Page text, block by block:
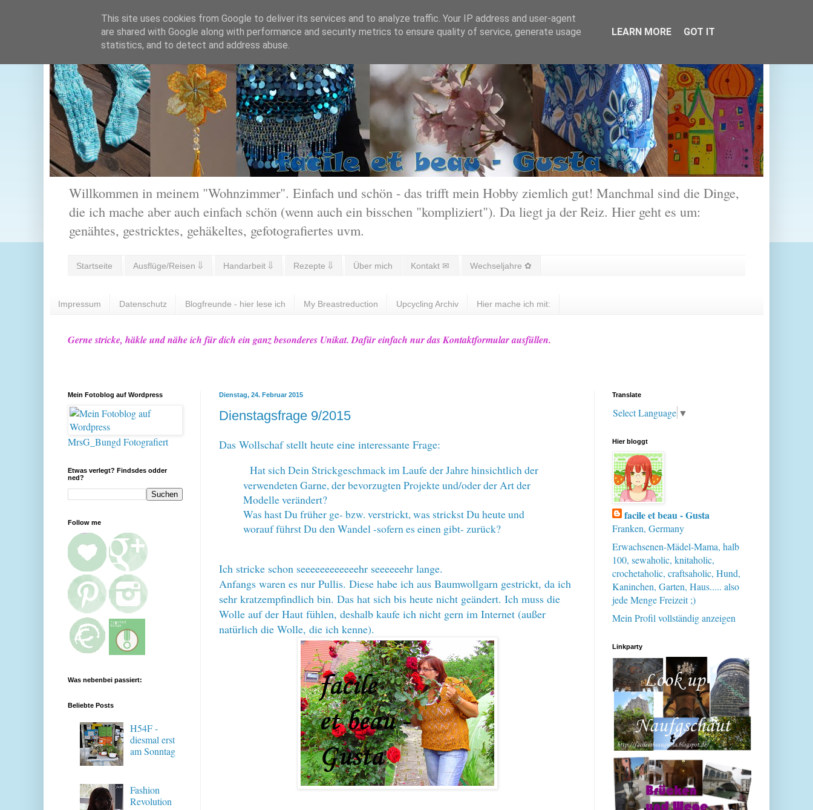
Willkommen in meinem "Wohnzimmer". Einfach und schön - das trifft mein Hobby ziemlich gut! Manchmal sind die Dinge,
die ich mache aber auch einfach schön (wenn auch ein bisschen "kompliziert"). Da liegt ja der Reiz. Hier geht es um:
genähtes, gestricktes, gehäkeltes, gefotografiertes uvm.
Startseite Ausflüge/Reisen ⇓ Handarbeit ⇓ Rezepte ⇓ Über mich Kontakt ✉ Wechseljahre ✿
Impressum Datenschutz Blogfreunde - hier lese ich My Breastreduction Upcycling Archiv Hier mache ich mit:
Gerne stricke, häkle und nähe ich für dich ein ganz besonderes Unikat. Dafür einfach nur das Kontaktformular ausfüllen.
Dienstag, 24. Februar 2015
Dienstagsfrage 9/2015
Das Wollschaf stellt heute eine interessante Frage:
Hat sich Dein Strickgeschmack im Laufe der Jahre hinsichtlich der
verwendeten Garne, der bevorzugten Projekte und/oder der Art der
Modelle verändert?
Was hast Du früher ge- bzw. verstrickt, was strickst Du heute und
worauf führst Du den Wandel -sofern es einen gibt- zurück?
Ich stricke schon seeeeeeeeeeeehr seeeeeehr lange.
Anfangs waren es nur Pullis. Diese habe ich aus Baumwollgarn gestrickt, da ich
sehr kratzempfindlich bin. Das hat sich bis heute nicht geändert. Ich muss die
Wolle auf der Haut fühlen, deshalb kaufe ich nicht gern im Internet (außer
natürlich die Wolle, die ich kenne).
Mein Fotoblog auf Wordpress
MrsG_Bungd Fotografiert
Etwas verlegt? Findsdes odder
ned?
Follow me
Was nebenbei passiert:
Beliebte Posts
H54F -
diesmal erst
am Sonntag
Fashion
Revolution
Translate
Select Language ▼
Hier bloggt
facile et beau - Gusta
Franken, Germany
Erwachsenen-Mädel-Mama, halb
100, sewaholic, knitaholic,
crochetaholic, craftsaholic, Hund,
Kaninchen, Garten, Haus..... also
jede Menge Freizeit ;)
Mein Profil vollständig anzeigen
Linkparty
This site uses cookies from Google to deliver its services and to analyze traffic. Your IP address and user-agent
are shared with Google along with performance and security metrics to ensure quality of service, generate usage
statistics, and to detect and address abuse.
LEARN MORE GOT IT